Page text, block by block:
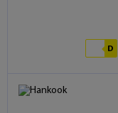
D